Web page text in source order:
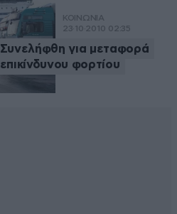
ΚΟΙΝΩΝΙΑ
23·10·2010 02:35
Συνελήφθη για μεταφορά
επικίνδυνου φορτίου